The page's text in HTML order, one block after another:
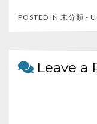
e
o
itt
POSTED IN 未分類 -
Leave a